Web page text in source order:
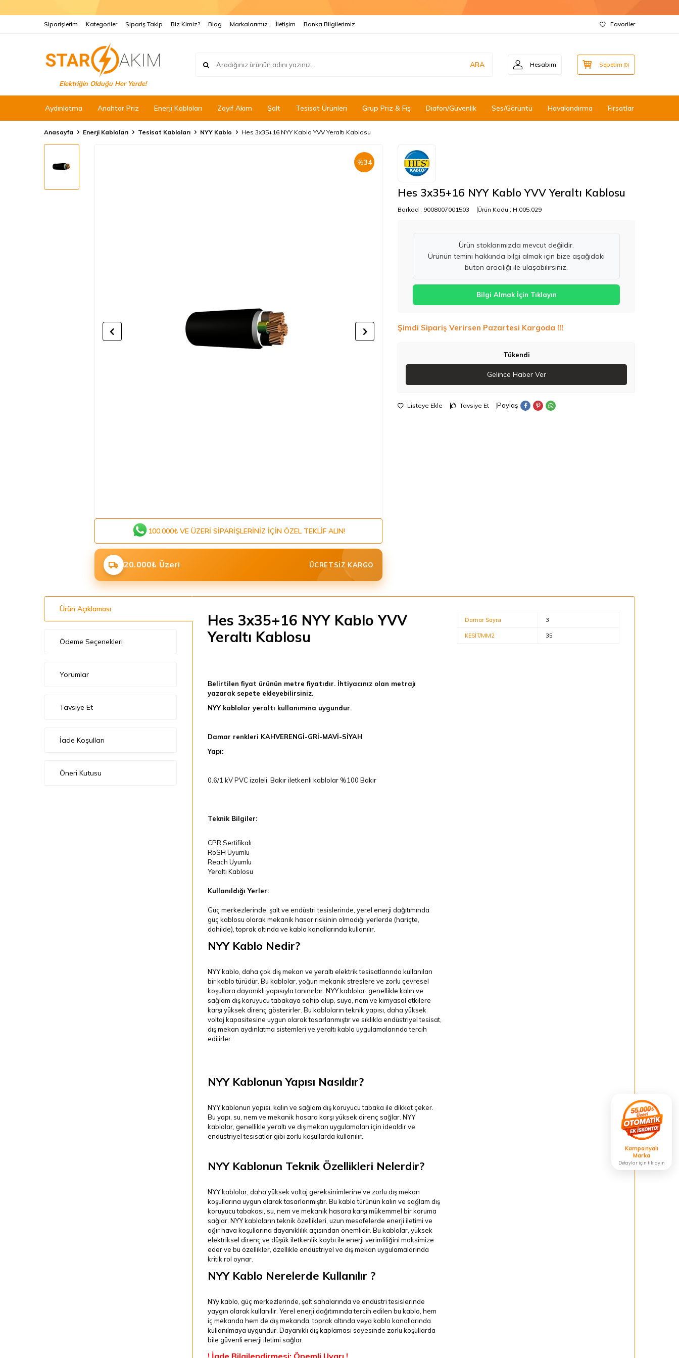
Siparişlerim Kategoriler Sipariş Takip Biz Kimiz? Blog Markalarımız İletişim Banka Bilgilerimiz Favoriler
Elektriğin Olduğu Her Yerde!
ARA Hesabım Sepetim (0)
Aydınlatma Anahtar Priz Enerji Kabloları Zayıf Akım Şalt Tesisat Ürünleri Grup Priz & Fiş Diafon/Güvenlik Ses/Görüntü Havalandırma Fırsatlar
Anasayfa Enerji Kabloları Tesisat Kabloları NYY Kablo Hes 3x35+16 NYY Kablo YVV Yeraltı Kablosu
%34
100.000₺ VE ÜZERI SIPARIŞLERINIZ IÇIN ÖZEL TEKLIF ALIN!
20.000₺ Üzeri ÜCRETSIZ KARGO
Hes 3x35+16 NYY Kablo YVV Yeraltı Kablosu
Barkod : 9008007001503 Ürün Kodu : H.005.029
Ürün stoklarımızda mevcut değildir.
Ürünün temini hakkında bilgi almak için bize aşağıdaki
buton aracılığı ile ulaşabilirsiniz.
Bilgi Almak İçin Tıklayın
Şimdi Sipariş Verirsen Pazartesi Kargoda !!!
Tükendi
Gelince Haber Ver
Listeye Ekle Tavsiye Et Paylaş
Ürün Açıklaması
Ödeme Seçenekleri
Yorumlar
Tavsiye Et
İade Koşulları
Öneri Kutusu
Hes 3x35+16 NYY Kablo YVV
Yeraltı Kablosu
Belirtilen fiyat ürünün metre fiyatıdır. İhtiyacınız olan metrajı
yazarak sepete ekleyebilirsiniz.
NYY kablolar yeraltı kullanımına uygundur.
Damar renkleri KAHVERENGİ-GRİ-MAVİ-SİYAH
Yapı:
0.6/1 kV PVC izoleli, Bakır iletkenli kablolar %100 Bakır
Teknik Bilgiler:
CPR Sertifikalı
RoSH Uyumlu
Reach Uyumlu
Yeraltı Kablosu
Kullanıldığı Yerler:
Güç merkezlerinde, şalt ve endüstri tesislerinde, yerel enerji dağıtımında
güç kablosu olarak mekanik hasar riskinin olmadığı yerlerde (hariçte,
dahilde), toprak altında ve kablo kanallarında kullanılır.
NYY Kablo Nedir?
NYY kablo, daha çok dış mekan ve yeraltı elektrik tesisatlarında kullanılan
bir kablo türüdür. Bu kablolar, yoğun mekanik streslere ve zorlu çevresel
koşullara dayanıklı yapısıyla tanınırlar. NYY kablolar, genellikle kalın ve
sağlam dış koruyucu tabakaya sahip olup, suya, nem ve kimyasal etkilere
karşı yüksek direnç gösterirler. Bu kabloların teknik yapısı, daha yüksek
voltaj kapasitesine uygun olarak tasarlanmıştır ve sıklıkla endüstriyel tesisat,
dış mekan aydınlatma sistemleri ve yeraltı kablo uygulamalarında tercih
edilirler.
NYY Kablonun Yapısı Nasıldır?
NYY kablonun yapısı, kalın ve sağlam dış koruyucu tabaka ile dikkat çeker.
Bu yapı, su, nem ve mekanik hasara karşı yüksek direnç sağlar. NYY
kablolar, genellikle yeraltı ve dış mekan uygulamaları için idealdir ve
endüstriyel tesisatlar gibi zorlu koşullarda kullanılır.
NYY Kablonun Teknik Özellikleri Nelerdir?
NYY kablolar, daha yüksek voltaj gereksinimlerine ve zorlu dış mekan
koşullarına uygun olarak tasarlanmıştır. Bu kablo türünün kalın ve sağlam dış
koruyucu tabakası, su, nem ve mekanik hasara karşı mükemmel bir koruma
sağlar. NYY kabloların teknik özellikleri, uzun mesafelerde enerji iletimi ve
ağır hava koşullarına dayanıklılık açısından önemlidir. Bu kablolar, yüksek
elektriksel direnç ve düşük iletkenlik kaybı ile enerji verimliliğini maksimize
eder ve bu özellikler, özellikle endüstriyel ve dış mekan uygulamalarında
kritik rol oynar.
NYY Kablo Nerelerde Kullanılır ?
NYy kablo, güç merkezlerinde, şalt sahalarında ve endüstri tesislerinde
yaygın olarak kullanılır. Yerel enerji dağıtımında tercih edilen bu kablo, hem
iç mekanda hem de dış mekanda, toprak altında veya kablo kanallarında
kullanılmaya uygundur. Dayanıklı dış kaplaması sayesinde zorlu koşullarda
bile güvenli enerji iletimi sağlar.
! İade Bilgilendirmesi: Önemli Uyarı !
Damar Sayısı 3
KESİT/MM2 35
Kampanyalı
Marka
Detaylar için tıklayın